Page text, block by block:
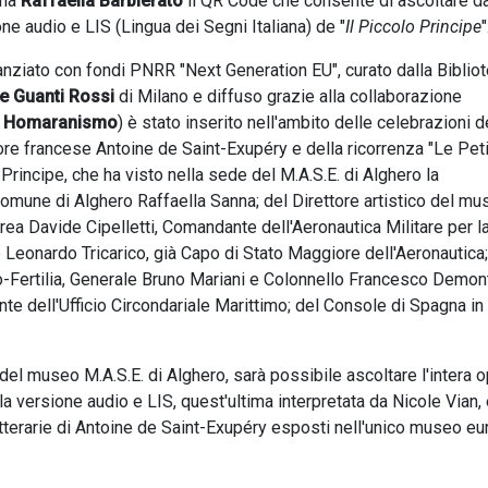
audio e LIS (Lingua dei Segni Italiana) de "Il Piccolo Principe
con fondi PNRR "Next Generation EU", curato dalla
Guanti Rossi di Milano e diffuso grazie alla collaborazione
Homaranismo) è stato inserito nell'ambito delle celebrazioni
francese Antoine de Saint-Exupéry e della ricorrenza "Le
che ha visto nella sede del M.A.S.E. di Alghero la
di Alghero Raffaella Sanna; del Direttore artistico del
Davide Cipelletti, Comandante dell'Aeronautica Militare per
Tricarico, già Capo di Stato Maggiore
Generale Bruno Mariani e Colonnello Francesco
dell'Ufficio Circondariale Marittimo; del Console di Spagna in
museo M.A.S.E. di Alghero, sarà possibile ascoltare l'intera
versione audio e LIS, quest'ultima interpretata da Nicole Vian,
di Antoine de Saint-Exupéry esposti nell'unico museo